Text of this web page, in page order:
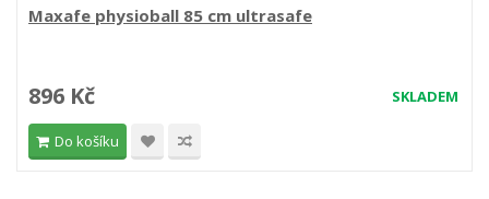
Maxafe physioball 85 cm ultrasafe
SKLADEM
896 Kč
Do košíku